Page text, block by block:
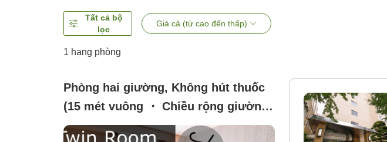
Tất cả bộ
lọc
Giá cả (từ cao đến thấp)
1 hạng phòng
Phòng hai giường, Không hút thuốc
(15 mét vuông ・ Chiều rộng giường
100 cm)